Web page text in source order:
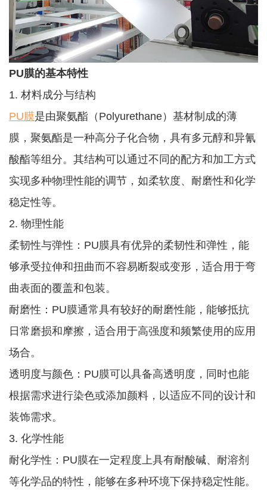
PU膜的基本特性
1. 材料成分与结构
PU膜是由聚氨酯（Polyurethane）基材制成的薄
膜，聚氨酯是一种高分子化合物，具有多元醇和异氰
酸酯等组分。其结构可以通过不同的配方和加工方式
实现多种物理性能的调节，如柔软度、耐磨性和化学
稳定性等。
2. 物理性能
柔韧性与弹性：PU膜具有优异的柔韧性和弹性，能
够承受拉伸和扭曲而不容易断裂或变形，适合用于弯
曲表面的覆盖和包装。
耐磨性：PU膜通常具有较好的耐磨性能，能够抵抗
日常磨损和摩擦，适合用于高强度和频繁使用的应用
场合。
透明度与颜色：PU膜可以具备高透明度，同时也能
根据需求进行染色或添加颜料，以适应不同的设计和
装饰需求。
3. 化学性能
耐化学性：PU膜在一定程度上具有耐酸碱、耐溶剂
等化学品的特性，能够在多种环境下保持稳定性能。